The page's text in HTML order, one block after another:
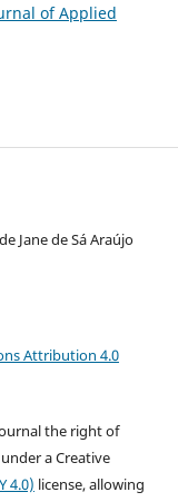
of Applied
Jane de Sá Araújo
Attribution 4.0
the right of
a Creative
4.0) license, allowing